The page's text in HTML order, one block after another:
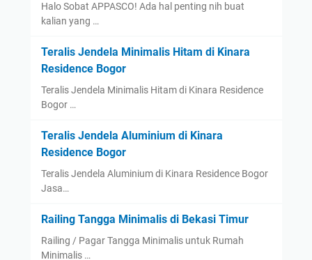
Halo Sobat APPASCO! Ada hal penting nih buat
kalian yang …
Teralis Jendela Minimalis Hitam di Kinara
Residence Bogor
Teralis Jendela Minimalis Hitam di Kinara Residence
Bogor …
Teralis Jendela Aluminium di Kinara
Residence Bogor
Teralis Jendela Aluminium di Kinara Residence Bogor
Jasa…
Railing Tangga Minimalis di Bekasi Timur
Railing / Pagar Tangga Minimalis untuk Rumah
Minimalis …